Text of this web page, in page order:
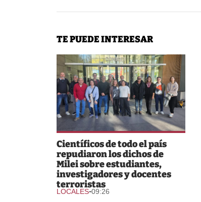
TE PUEDE INTERESAR
Científicos de todo el país
repudiaron los dichos de
Milei sobre estudiantes,
investigadores y docentes
terroristas
LOCALES-09:26